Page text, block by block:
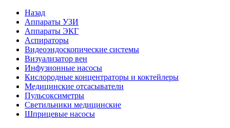
Назад
Аппараты УЗИ
Аппараты ЭКГ
Аспираторы
Видеоэндоскопические системы
Визуализатор вен
Инфузионные насосы
Кислородные концентраторы и коктейлеры
Медицинские отсасыватели
Пульсоксиметры
Светильники медицинские
Шприцевые насосы